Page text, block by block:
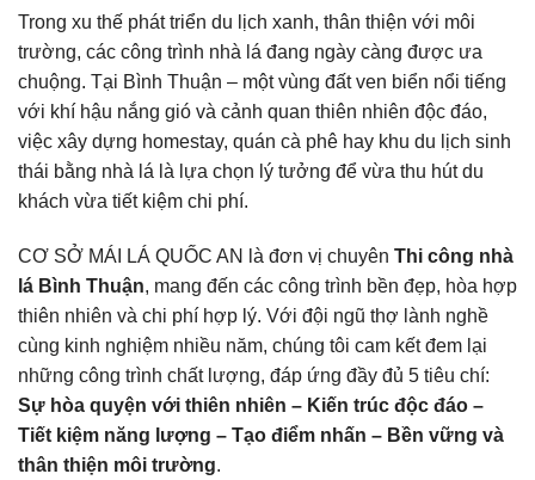
Trong xu thế phát triển du lịch xanh, thân thiện với môi
trường, các công trình nhà lá đang ngày càng được ưa
chuộng. Tại Bình Thuận – một vùng đất ven biển nổi tiếng
với khí hậu nắng gió và cảnh quan thiên nhiên độc đáo,
việc xây dựng homestay, quán cà phê hay khu du lịch sinh
thái bằng nhà lá là lựa chọn lý tưởng để vừa thu hút du
khách vừa tiết kiệm chi phí.
CƠ SỞ MÁI LÁ QUỐC AN là đơn vị chuyên Thi công nhà
lá Bình Thuận, mang đến các công trình bền đẹp, hòa hợp
thiên nhiên và chi phí hợp lý. Với đội ngũ thợ lành nghề
cùng kinh nghiệm nhiều năm, chúng tôi cam kết đem lại
những công trình chất lượng, đáp ứng đầy đủ 5 tiêu chí:
Sự hòa quyện với thiên nhiên – Kiến trúc độc đáo –
Tiết kiệm năng lượng – Tạo điểm nhấn – Bền vững và
thân thiện môi trường.